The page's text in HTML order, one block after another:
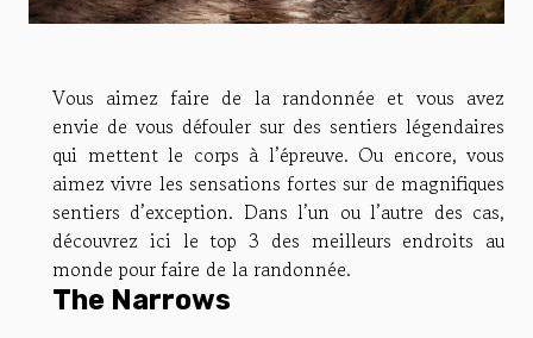
Vous aimez faire de la randonnée et vous avez
envie de vous défouler sur des sentiers légendaires
qui mettent le corps à l’épreuve. Ou encore, vous
aimez vivre les sensations fortes sur de magnifiques
sentiers d’exception. Dans l’un ou l’autre des cas,
découvrez ici le top 3 des meilleurs endroits au
monde pour faire de la randonnée.
The Narrows